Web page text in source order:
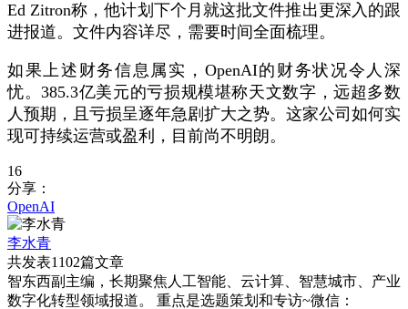
Ed Zitron称，他计划下个月就这批文件推出更深入的跟
进报道。文件内容详尽，需要时间全面梳理。
如果上述财务信息属实，OpenAI的财务状况令人深
忧。385.3亿美元的亏损规模堪称天文数字，远超多数
人预期，且亏损呈逐年急剧扩大之势。这家公司如何实
现可持续运营或盈利，目前尚不明朗。
16
分享：
OpenAI
李水青
共发表1102篇文章
智东西副主编，长期聚焦人工智能、云计算、智慧城市、产业
数字化转型领域报道。 重点是选题策划和专访~微信：